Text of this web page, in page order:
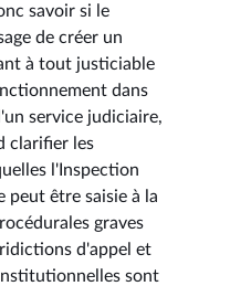
savoir si le
de créer un
à tout justiciable
dans
service judiciaire,
clarifier les
l'Inspection
peut être saisie à la
graves
d'appel et
sont